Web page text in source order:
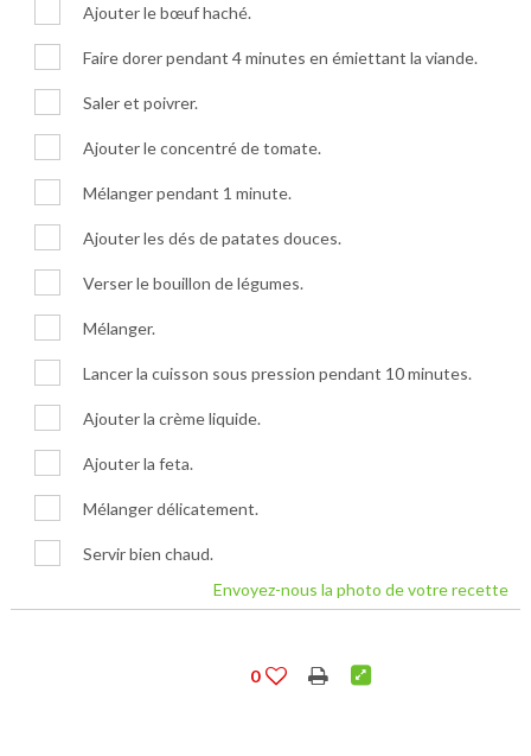
Ajouter le bœuf haché.
Faire dorer pendant 4 minutes en émiettant la viande.
Saler et poivrer.
Ajouter le concentré de tomate.
Mélanger pendant 1 minute.
Ajouter les dés de patates douces.
Verser le bouillon de légumes.
Mélanger.
Lancer la cuisson sous pression pendant 10 minutes.
Ajouter la crème liquide.
Ajouter la feta.
Mélanger délicatement.
Servir bien chaud.
Envoyez-nous la photo de votre recette
0